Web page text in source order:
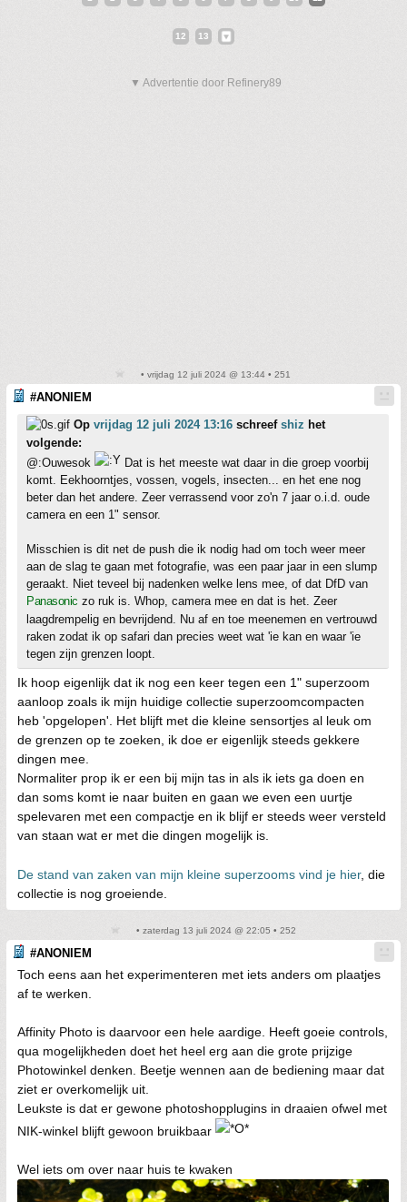
12 13
▼ Advertentie door Refinery89
• vrijdag 12 juli 2024 @ 13:44 • 251
#ANONIEM
Op vrijdag 12 juli 2024 13:16 schreef shiz het
volgende:
@:Ouwesok
Dat is het meeste wat daar in die groep voorbij
komt. Eekhoorntjes, vossen, vogels, insecten... en het ene nog
beter dan het andere. Zeer verrassend voor zo'n 7 jaar o.i.d. oude
camera en een 1" sensor.
Misschien is dit net de push die ik nodig had om toch weer meer
aan de slag te gaan met fotografie, was een paar jaar in een slump
geraakt. Niet teveel bij nadenken welke lens mee, of dat DfD van
Panasonic zo ruk is. Whop, camera mee en dat is het. Zeer
laagdrempelig en bevrijdend. Nu af en toe meenemen en vertrouwd
raken zodat ik op safari dan precies weet wat 'ie kan en waar 'ie
tegen zijn grenzen loopt.
Ik hoop eigenlijk dat ik nog een keer tegen een 1" superzoom
aanloop zoals ik mijn huidige collectie superzoomcompacten
heb 'opgelopen'. Het blijft met die kleine sensortjes al leuk om
de grenzen op te zoeken, ik doe er eigenlijk steeds gekkere
dingen mee.
Normaliter prop ik er een bij mijn tas in als ik iets ga doen en
dan soms komt ie naar buiten en gaan we even een uurtje
spelevaren met een compactje en ik blijf er steeds weer versteld
van staan wat er met die dingen mogelijk is.
De stand van zaken van mijn kleine superzooms vind je hier, die
collectie is nog groeiende.
• zaterdag 13 juli 2024 @ 22:05 • 252
#ANONIEM
Toch eens aan het experimenteren met iets anders om plaatjes
af te werken.
Affinity Photo is daarvoor een hele aardige. Heeft goeie controls,
qua mogelijkheden doet het heel erg aan die grote prijzige
Photowinkel denken. Beetje wennen aan de bediening maar dat
ziet er overkomelijk uit.
Leukste is dat er gewone photoshopplugins in draaien ofwel met
NIK-winkel blijft gewoon bruikbaar
Wel iets om over naar huis te kwaken